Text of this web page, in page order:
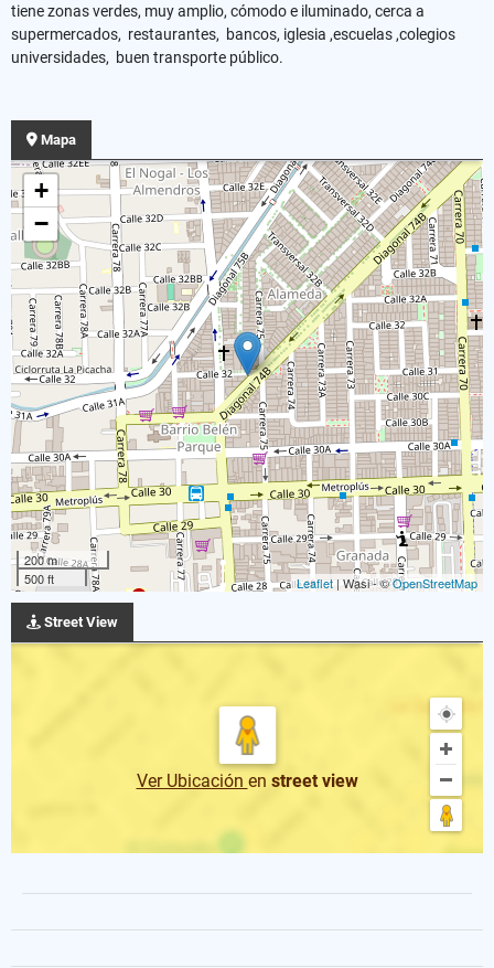
tiene zonas verdes, muy amplio, cómodo e iluminado, cerca a
supermercados, restaurantes, bancos, iglesia ,escuelas ,colegios
universidades, buen transporte público.
Mapa
+
−
200 m
500 ft
Leaflet| Wasi - ©OpenStreetMap
Street View
Ver Ubicación en street view